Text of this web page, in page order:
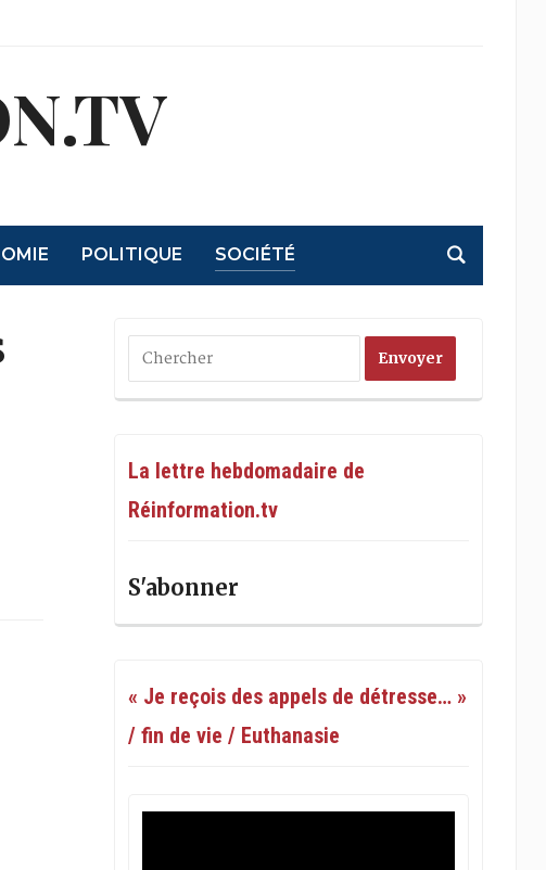
POLITIQUE SOCIÉTÉ
La lettre hebdomadaire de
Réinformation.tv
S'abonner
« Je reçois des appels de détresse… »
/ fin de vie / Euthanasie